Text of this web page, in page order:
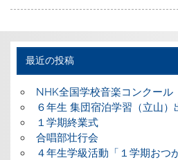
最近の投稿
NHK全国学校音楽コンクール
６年生 集団宿泊学習（立山）
１学期終業式
合唱部壮行会
４年生学級活動「１学期おつ